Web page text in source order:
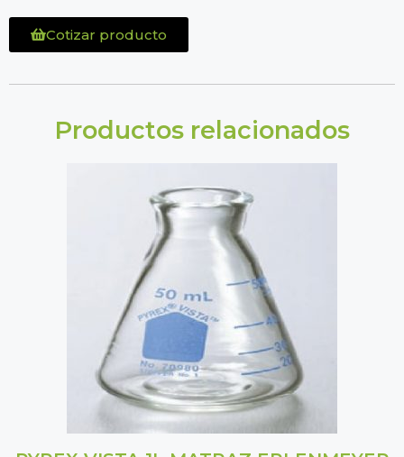
Cotizar producto
Productos relacionados